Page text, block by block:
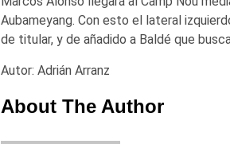
Aubameyang. Con esto el lateral
de titular, y de añadido a Baldé que
Autor: Adrián Arranz
About The Author